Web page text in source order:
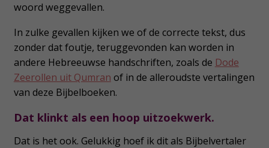
woord weggevallen.
In zulke gevallen kijken we of de correcte tekst, dus
zonder dat foutje, teruggevonden kan worden in
andere Hebreeuwse handschriften, zoals de Dode
Zeerollen uit Qumran of in de alleroudste vertalingen
van deze Bijbelboeken.
Dat klinkt als een hoop uitzoekwerk.
Dat is het ook. Gelukkig hoef ik dit als Bijbelvertaler